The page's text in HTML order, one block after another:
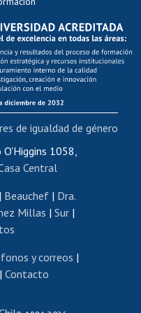
os
interna
renta
honorarios
os
de títulos
Estudiantil
O'Higgins 1058,
Central
| Beauchef| Dra.
Millas | Sur |
y correos |
Contacto
de igualdad de género